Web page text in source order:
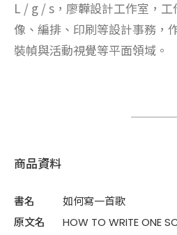
L / g / s，廖韡設計工作室，
像、編排、印刷等設計事務，
裝幀與活動視覺等平面領域。
商品資料
書名
如何寫一首歌
原文名
HOW TO WRITE ONE